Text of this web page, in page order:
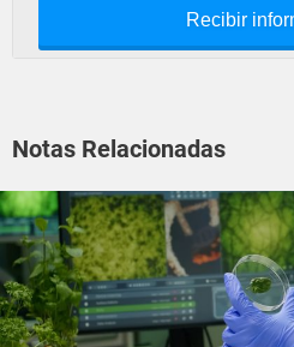
Recibir
Notas Relacionadas